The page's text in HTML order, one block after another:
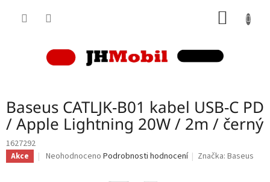
Baseus CATLJK-B01 kabel USB-C PD
/ Apple Lightning 20W / 2m / černý
1627292
Akce
Průměrné
Neohodnoceno Podrobnosti hodnocení Značka:Baseus